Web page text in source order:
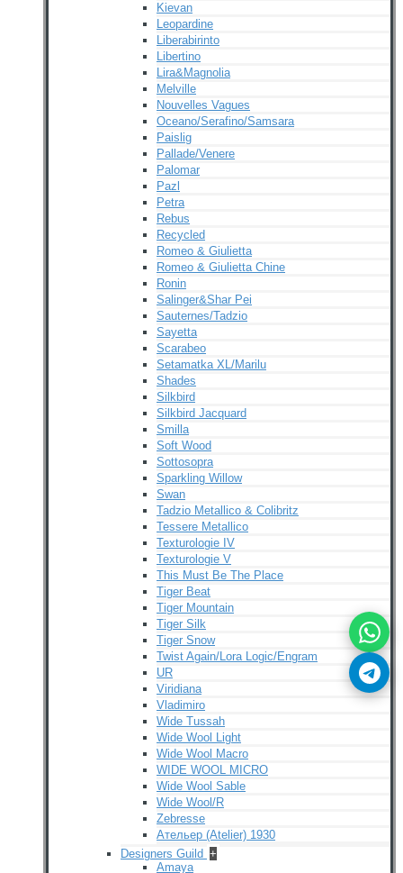
Kievan
Leopardine
Liberabirinto
Libertino
Lira&Magnolia
Melville
Nouvelles Vagues
Oceano/Serafino/Samsara
Paislig
Pallade/Venere
Palomar
Pazl
Petra
Rebus
Recycled
Romeo & Giulietta
Romeo & Giulietta Chine
Ronin
Salinger&Shar Pei
Sauternes/Tadzio
Sayetta
Scarabeo
Setamatka XL/Marilu
Shades
Silkbird
Silkbird Jacquard
Smilla
Soft Wood
Sottosopra
Sparkling Willow
Swan
Tadzio Metallico & Colibritz
Tessere Metallico
Texturologie IV
Texturologie V
This Must Be The Place
Tiger Beat
Tiger Mountain
Tiger Silk
Tiger Snow
Twist Again/Lora Logic/Engram
UR
Viridiana
Vladimiro
Wide Tussah
Wide Wool Light
Wide Wool Macro
WIDE WOOL MICRO
Wide Wool Sable
Wide Wool/R
Zebresse
Ательер (Atelier) 1930
Designers Guild +
Amaya